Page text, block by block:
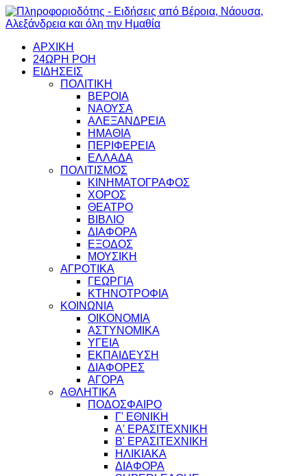
ΑΡΧΙΚΗ
24ΩΡΗ ΡΟΗ
ΕΙΔΗΣΕΙΣ
ΠΟΛΙΤΙΚΗ
ΒΕΡΟΙΑ
ΝΑΟΥΣΑ
ΑΛΕΞΑΝΔΡΕΙΑ
ΗΜΑΘΙΑ
ΠΕΡΙΦΕΡΕΙΑ
ΕΛΛΑΔΑ
ΠΟΛΙΤΙΣΜΟΣ
ΚΙΝΗΜΑΤΟΓΡΑΦΟΣ
ΧΟΡΟΣ
ΘΕΑΤΡΟ
ΒΙΒΛΙΟ
ΔΙΑΦΟΡΑ
ΕΞΟΔΟΣ
ΜΟΥΣΙΚΗ
ΑΓΡΟΤΙΚΑ
ΓΕΩΡΓΙΑ
ΚΤΗΝΟΤΡΟΦΙΑ
ΚΟΙΝΩΝΙΑ
ΟΙΚΟΝΟΜΙΑ
ΑΣΤΥΝΟΜΙΚΑ
ΥΓΕΙΑ
ΕΚΠΑΙΔΕΥΣΗ
ΔΙΑΦΟΡΕΣ
ΑΓΟΡΑ
ΑΘΛΗΤΙΚΑ
ΠΟΔΟΣΦΑΙΡΟ
Γ' ΕΘΝΙΚΗ
Α' ΕΡΑΣΙΤΕΧΝΙΚΗ
Β' ΕΡΑΣΙΤΕΧΝΙΚΗ
ΗΛΙΚΙΑΚΑ
ΔΙΑΦΟΡΑ